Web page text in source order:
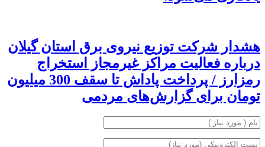
هشدار شرکت توزیع نیروی برق استان گیلان
درباره فعالیت مراکز غیرمجاز استخراج
رمزارز / پرداخت پاداش تا سقف 300 میلیون
تومان برای گزارش‌های مردمی